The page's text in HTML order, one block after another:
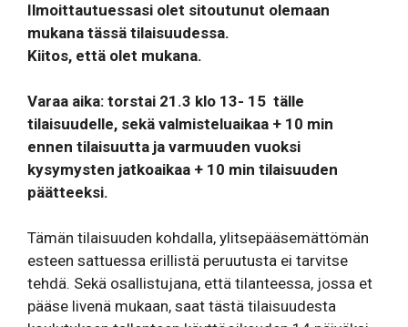
Ilmoittautuessasi olet sitoutunut olemaan
mukana tässä tilaisuudessa.
Kiitos, että olet mukana.
Varaa aika: torstai 21.3 klo 13- 15 tälle
tilaisuudelle, sekä valmisteluaikaa + 10 min
ennen tilaisuutta ja varmuuden vuoksi
kysymysten jatkoaikaa + 10 min tilaisuuden
päätteeksi.
Tämän tilaisuuden kohdalla, ylitsepääsemättömän
esteen sattuessa erillistä peruutusta ei tarvitse
tehdä. Sekä osallistujana, että tilanteessa, jossa et
pääse livenä mukaan, saat tästä tilaisuudesta